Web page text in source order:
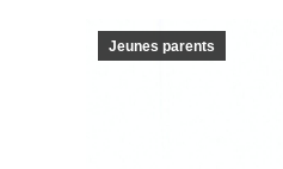
Jeunes parents